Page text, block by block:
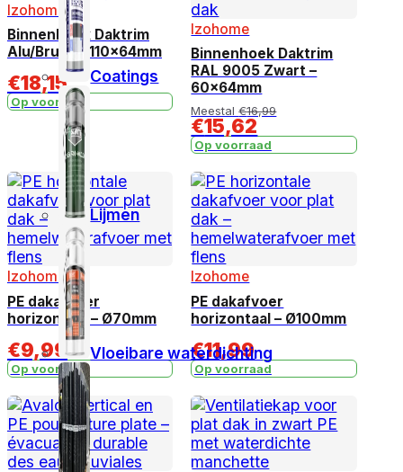
Coatings
Lijmen
Vloeibare waterdichting
Izohome
Binnenhoek Daktrim
Alu/Brute – 110x64mm
€18,15
Op voorraad
Izohome
Binnenhoek Daktrim
RAL 9005 Zwart –
60x64mm
Meestal€16,99
€15,62
Op voorraad
Izohome
PE dakafvoer
horizontaal – Ø70mm
€9,99
Op voorraad
Izohome
PE dakafvoer
horizontaal – Ø100mm
€11,99
Op voorraad